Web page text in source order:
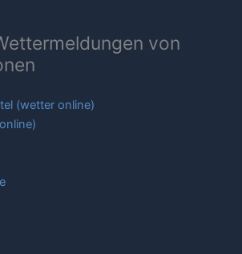
von
(wetter online)